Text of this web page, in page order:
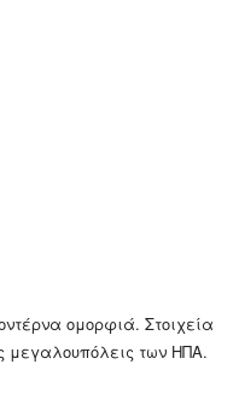
ομορφιά. Στοιχεία
μεγαλουπόλεις των ΗΠΑ.